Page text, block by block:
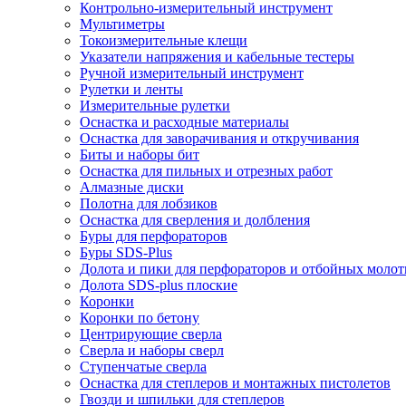
Контрольно-измерительный инструмент
Мультиметры
Токоизмерительные клещи
Указатели напряжения и кабельные тестеры
Ручной измерительный инструмент
Рулетки и ленты
Измерительные рулетки
Оснастка и расходные материалы
Оснастка для заворачивания и откручивания
Биты и наборы бит
Оснастка для пильных и отрезных работ
Алмазные диски
Полотна для лобзиков
Оснастка для сверления и долбления
Буры для перфораторов
Буры SDS-Plus
Долота и пики для перфораторов и отбойных
Долота SDS-plus плоские
Коронки
Коронки по бетону
Центрирующие сверла
Сверла и наборы сверл
Ступенчатые сверла
Оснастка для степлеров и монтажных пистолетов
Гвозди и шпильки для степлеров